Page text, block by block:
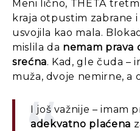
Meni lično, THETA
kraja otpustim zabrane
usvojila kao mala.
mislila da nemam
srećna. Kad, gle čuda –
muža, dvoje nemirne, a
I još važnije – imam
adekvatno plaćena